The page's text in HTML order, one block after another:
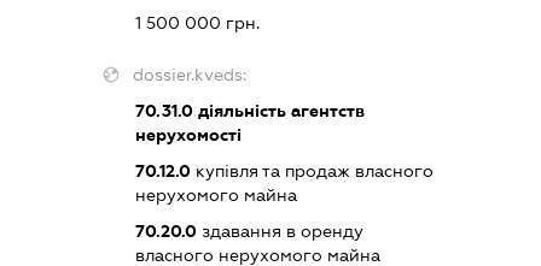
1 500 000 грн.
dossier.kveds:
70.31.0діяльність агентств
нерухомості
70.12.0купівля та продаж власного
нерухомого майна
70.20.0здавання в оренду
власного нерухомого майна